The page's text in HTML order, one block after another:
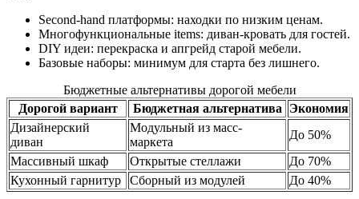
Second-hand платформы: находки по низким ценам.
Многофункциональные items: диван-кровать для гостей.
DIY идеи: перекраска и апгрейд старой мебели.
Базовые наборы: минимум для старта без лишнего.
Бюджетные альтернативы дорогой мебели
Дорогой вариант
Бюджетная альтернатива
Экономия
Дизайнерский
диван
Модульный из масс-
маркета
До 50%
Массивный шкаф
Открытые стеллажи
До 70%
Кухонный гарнитур
Сборный из модулей До 40%